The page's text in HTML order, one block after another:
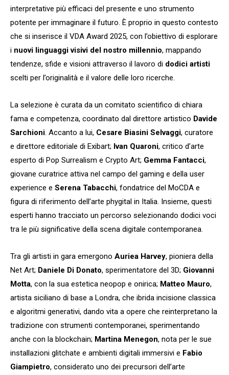
interpretative più efficaci del presente e uno strumento
potente per immaginare il futuro. È proprio in questo contesto
che si inserisce il VDA Award 2025, con l’obiettivo di esplorare
i nuovi linguaggi visivi del nostro millennio, mappando
tendenze, sfide e visioni attraverso il lavoro di dodici artisti
scelti per l’originalità e il valore delle loro ricerche.
La selezione è curata da un comitato scientifico di chiara
fama e competenza, coordinato dal direttore artistico Davide
Sarchioni. Accanto a lui, Cesare Biasini Selvaggi, curatore
e direttore editoriale di Exibart; Ivan Quaroni, critico d’arte
esperto di Pop Surrealism e Crypto Art; Gemma Fantacci,
giovane curatrice attiva nel campo del gaming e della user
experience e Serena Tabacchi, fondatrice del MoCDA e
figura di riferimento dell’arte phygital in Italia. Insieme, questi
esperti hanno tracciato un percorso selezionando dodici voci
tra le più significative della scena digitale contemporanea.
Tra gli artisti in gara emergono Auriea Harvey, pioniera della
Net Art; Daniele Di Donato, sperimentatore del 3D; Giovanni
Motta, con la sua estetica neopop e onirica; Matteo Mauro,
artista siciliano di base a Londra, che ibrida incisione classica
e algoritmi generativi, dando vita a opere che reinterpretano la
tradizione con strumenti contemporanei, sperimentando
anche con la blockchain; Martina Menegon, nota per le sue
installazioni glitchate e ambienti digitali immersivi e Fabio
Giampietro, considerato uno dei precursori dell’arte